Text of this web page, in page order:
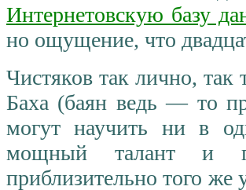
Интернетовскую базу
но ощущение, что
Чистяков так лично, так
Баха (баян ведь — то
могут научить ни в
мощный талант и
приблизительно того же